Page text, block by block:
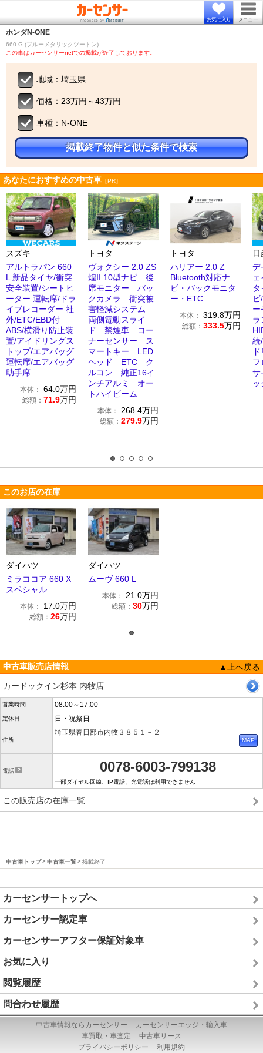
お気に入り メニュー
ホンダN-ONE
660 G (ブルーメタリックツートン)
この車はカーセンサーnetでの掲載が終了しております。
地域：埼玉県
価格：23万円～43万円
車種：N-ONE
掲載終了物件と似た条件で検索
あなたにおすすめの中古車 ［PR］
スズキ
アルトラパン 660
L 新品タイヤ/衝突
安全装置/シートヒ
ーター 運転席/ドラ
イブレコーダー 社
外/ETC/EBD付
ABS/横滑り防止装
置/アイドリングス
トップ/エアバッグ
運転席/エアバッグ
助手席
本体： 64.0万円
総額： 71.9万円
トヨタ
ヴォクシー 2.0 ZS
煌II 10型ナビ 後
席モニター バッ
クカメラ 衝突被
害軽減システム
両側電動スライ
ド 禁煙車 コー
ナーセンサー ス
マートキー LED
ヘッド ETC ク
ルコン 純正16イ
ンチアルミ オー
トハイビーム
本体： 268.4万円
総額： 279.9万円
トヨタ
ハリアー 2.0 Z
Bluetooth対応ナ
ビ・バックモニタ
ー・ETC
本体： 319.8万円
総額： 333.5万円
日
デ
ー
ラ
続
フ
サ
このお店の在庫
ダイハツ
ミラココア 660 X
スペシャル
本体： 17.0万円
総額： 26万円
ダイハツ
ムーヴ 660 L
本体： 21.0万円
総額： 30万円
中古車販売店情報
▲上へ戻る
カードックイン杉本 内牧店
営業時間 08:00～17:00
定休日 日・祝祭日
住所
埼玉県春日部市内牧３８５１－２
電話 0078-6003-799138
一部ダイヤル回線、IP電話、光電話は利用できません
この販売店の在庫一覧
中古車トップ 中古車一覧 掲載終了
カーセンサートップへ
カーセンサー認定車
カーセンサーアフター保証対象車
お気に入り
閲覧履歴
問合わせ履歴
中古車情報ならカーセンサー
カーセンサーエッジ・輸入車
車買取・車査定
中古車リース
プライバシーポリシー
利用規約